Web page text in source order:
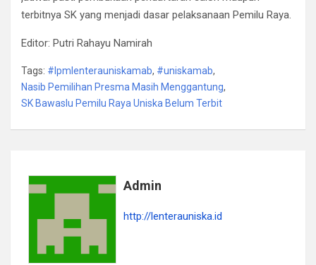
terbitnya SK yang menjadi dasar pelaksanaan Pemilu Raya.
Editor: Putri Rahayu Namirah
Tags: #lpmlenterauniskamab, #uniskamab,
Nasib Pemilihan Presma Masih Menggantung,
SK Bawaslu Pemilu Raya Uniska Belum Terbit
Admin
http://lenterauniska.id